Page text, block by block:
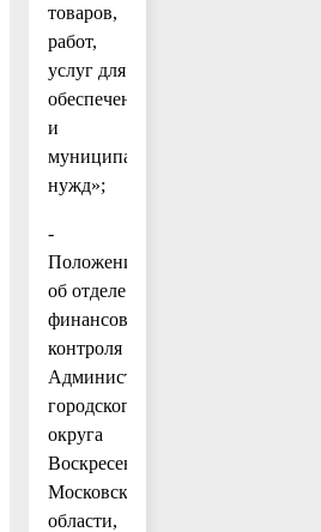
товаров,
работ,
услуг для
обеспечения
и
муниципальных
нужд»;
-
Положением
об отделе
финансового
контроля
Администрации
городского
округа
Воскресенск
Московской
области,